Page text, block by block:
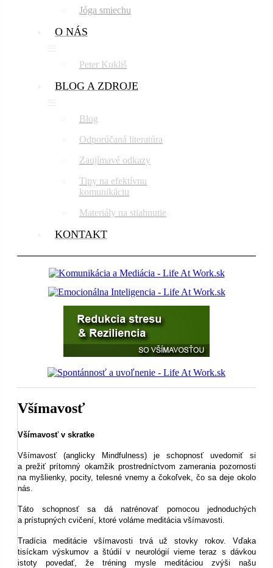
Jóga smiechu
O NÁS
Peter Kukliš
BLOG A ZDROJE
Blog
Odporúčaná literatúra
Zaujímavé odkazy
Tipy na efektívnu
komunikáciu
Materiály na stiahnutie
KONTAKT
Všímavosť
Všímavosť v skratke
Všímavosť (anglicky Mindfulness) je schopnosť uvedomiť si
a prežiť prítomný okamžik prostredníctvom zamerania pozornosti
na myšlienky, pocity, telesné vnemy a čokoľvek, čo sa deje okolo
nás.
Táto schopnosť sa dá natrénovať pomocou jednoduchých
a prístupných cvičení, ktoré voláme meditácia všímavosti.
Tradícia meditácie všímavosti trvá už stovky rokov. Vďaka
tisíckam výskumov a štúdií v neurológií vieme teraz s dávkou
istoty povedať, že tréning mysle meditáciou zvýši našu